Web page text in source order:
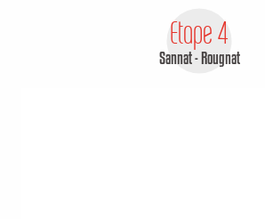
Etape 4
Sannat - Rougnat